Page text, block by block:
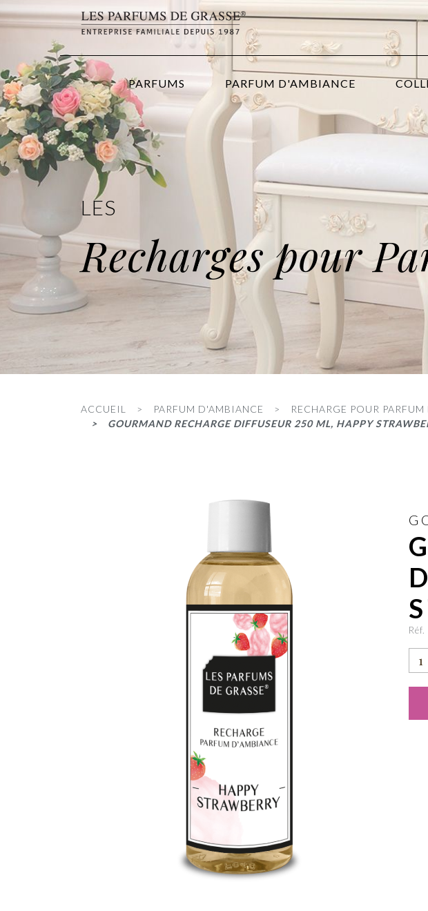
PARFUMS PARFUM D'AMBIANCE
LES
Recharges pour
ACCUEIL PARFUM D'AMBIANCE
RECHARGE POUR
GOURMAND RECHARGE DIFFUSEUR 250 ML, HAPPY